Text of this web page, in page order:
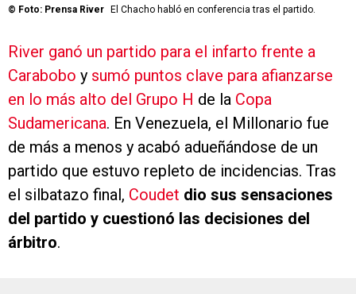
© Foto: Prensa River El Chacho habló en conferencia tras el partido.
River ganó un partido para el infarto frente a
Carabobo y sumó puntos clave para afianzarse
en lo más alto del Grupo H de la Copa
Sudamericana. En Venezuela, el Millonario fue
de más a menos y acabó adueñándose de un
partido que estuvo repleto de incidencias. Tras
el silbatazo final, Coudet dio sus sensaciones
del partido y cuestionó las decisiones del
árbitro.